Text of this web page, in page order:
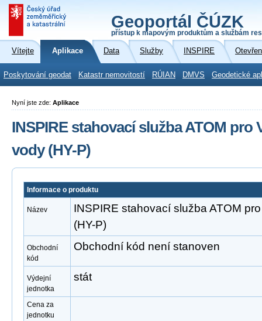
Geoportál ČÚZK
přístup k mapovým produktům a službám
Vítejte Aplikace Data Služby INSPIRE
Poskytování geodat Katastr nemovitostí RÚIAN DMVS Geodetické
Nyní jste zde: Aplikace
INSPIRE stahovací služba ATOM pro
vody (HY-P)
Informace o produktu
Název
INSPIRE stahovací služba ATOM
(HY-P)
Obchodní
kód
Obchodní kód není stanoven
Výdejní
jednotka
stát
Cena za
jednotku